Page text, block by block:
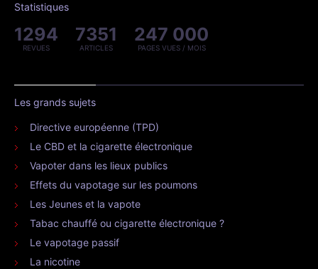
Statistiques
1294
REVUES
7351
ARTICLES
247 000
PAGES VUES / MOIS
Les grands sujets
Directive européenne (TPD)
Le CBD et la cigarette électronique
Vapoter dans les lieux publics
Effets du vapotage sur les poumons
Les Jeunes et la vapote
Tabac chauffé ou cigarette électronique ?
Le vapotage passif
La nicotine